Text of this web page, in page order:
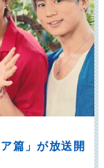
篇」が放送開